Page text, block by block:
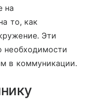
на
то, как
Эти
необходимости
в коммуникации.